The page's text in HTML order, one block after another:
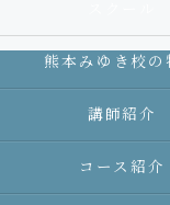
熊本みゆき校の
講師紹介
コース紹介